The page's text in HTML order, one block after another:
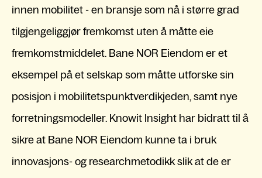
innen mobilitet - en bransje som nå i større grad
tilgjengeliggjør fremkomst uten å måtte eie
fremkomstmiddelet. Bane NOR Eiendom er et
eksempel på et selskap som måtte utforske sin
posisjon i mobilitetspunktverdikjeden, samt nye
forretningsmodeller. Knowit Insight har bidratt til å
sikre at Bane NOR Eiendom kunne ta i bruk
innovasjons- og researchmetodikk slik at de er